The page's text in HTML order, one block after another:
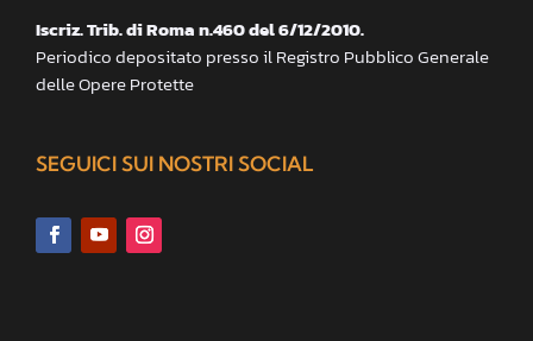
Iscriz. Trib. di Roma n.460 del 6/12/2010.
Periodico depositato presso il Registro Pubblico Generale
delle Opere Protette
SEGUICI SUI NOSTRI SOCIAL